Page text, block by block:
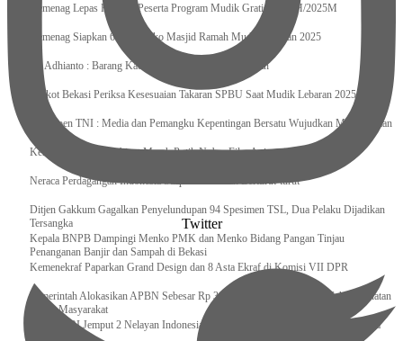
Kemenag Lepas Ratusan Peserta Program Mudik Gratis 1446 H/2025M
Kemenag Siapkan 6.180 Posko Masjid Ramah Mudik Lebaran 2025
Tri Adhianto : Barang Kadaluarsa Segera di Kembalikan
Walkot Bekasi Periksa Kesesuaian Takaran SPBU Saat Mudik Lebaran 2025
Kapuspen TNI : Media dan Pemangku Kepentingan Bersatu Wujudkan Mudik Aman
Kemenekraf Ajak Kabinet Merah Putih Nobar Film Animasi Jumbo
Neraca Perdagangan Indonesia Surplus 58 Bulan Berturut-turut
Ditjen Gakkum Gagalkan Penyelundupan 94 Spesimen TSL, Dua Pelaku Dijadikan
Tersangka
Kepala BNPB Dampingi Menko PMK dan Menko Bidang Pangan Tinjau
Penanganan Banjir dan Sampah di Bekasi
Kemenekraf Paparkan Grand Design dan 8 Asta Ekraf di Komisi VII DPR
Pemerintah Alokasikan APBN Sebesar Rp 3,4 Triliun untuk Program Cek Kesehatan
Gratis Masyarakat
Bakamla RI Jemput 2 Nelayan Indonesia di Perbatasan Terluar Indonesia Malaysia
Twitter